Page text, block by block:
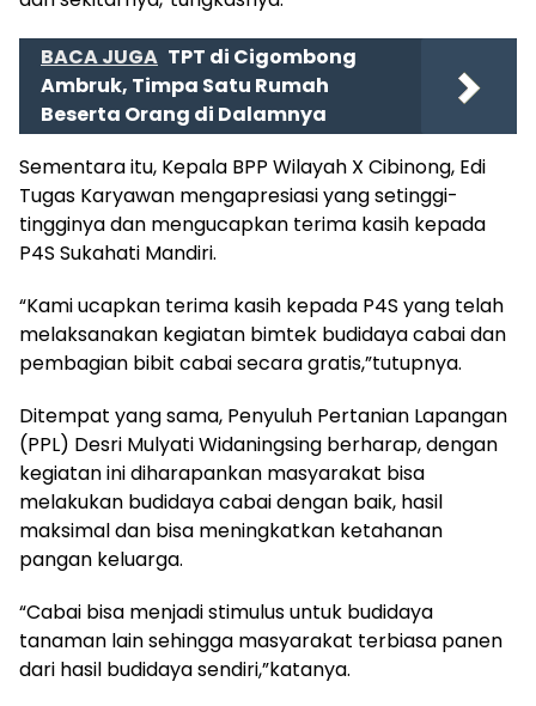
BACA JUGA TPT di Cigombong
Ambruk, Timpa Satu Rumah
Beserta Orang di Dalamnya
Sementara itu, Kepala BPP Wilayah X Cibinong, Edi
Tugas Karyawan mengapresiasi yang setinggi-
tingginya dan mengucapkan terima kasih kepada
P4S Sukahati Mandiri.
“Kami ucapkan terima kasih kepada P4S yang telah
melaksanakan kegiatan bimtek budidaya cabai dan
pembagian bibit cabai secara gratis,”tutupnya.
Ditempat yang sama, Penyuluh Pertanian Lapangan
(PPL) Desri Mulyati Widaningsing berharap, dengan
kegiatan ini diharapankan masyarakat bisa
melakukan budidaya cabai dengan baik, hasil
maksimal dan bisa meningkatkan ketahanan
pangan keluarga.
“Cabai bisa menjadi stimulus untuk budidaya
tanaman lain sehingga masyarakat terbiasa panen
dari hasil budidaya sendiri,”katanya.